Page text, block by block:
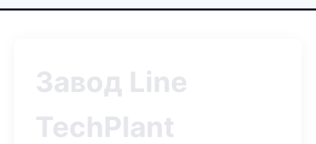
Завод Line
TechPlant